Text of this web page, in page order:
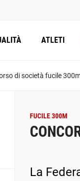
ATLETI
di società fucile
FUCILE 300M
La